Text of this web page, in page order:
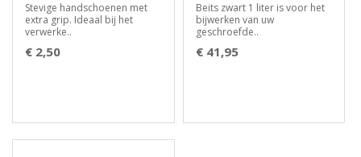
Stevige handschoenen met
extra grip. Ideaal bij het
verwerke..
€ 2,50
Beits zwart 1 liter is voor het
bijwerken van uw
geschroefde..
€ 41,95